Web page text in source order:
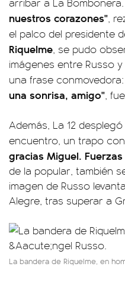
nuestros corazones",
el palco del presidente
Riquelme, se pudo
imágenes entre Russo
una frase conmovedora:
una sonrisa, amigo",
Además, La 12
encuentro, un trapo
gracias Miguel.
de la popular, también
imagen de Russo
Alegre, tras superar a
La bandera de Riquelme, en